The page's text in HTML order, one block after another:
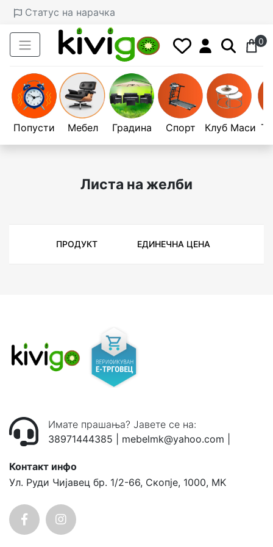
Статус на нарачка
0
Попусти Мебел Градина Спорт Клуб Маси
Листа на желби
ПРОДУКТ ЕДИНЕЧНА ЦЕНА
Имате прашања? Јавете се на:
38971444385
mebelmk@yahoo.com
Контакт инфо
Ул. Руди Чијавец бр. 1/2-66, Скопје, 1000, MK